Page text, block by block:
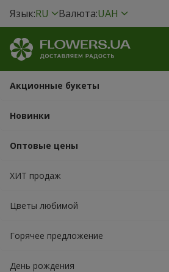
Язык:RU Валюта:UAH
Акционные букеты
Новинки
Оптовые цены
ХИТ продаж
Цветы любимой
Горячее предложение
День рождения